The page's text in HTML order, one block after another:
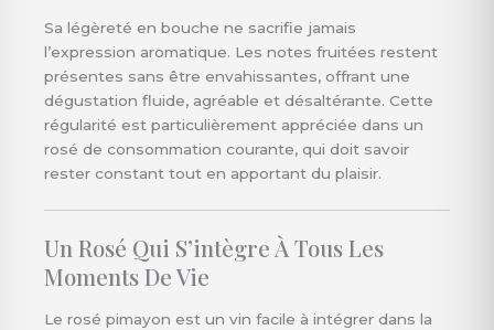
Sa légèreté en bouche ne sacrifie jamais
l’expression aromatique. Les notes fruitées restent
présentes sans être envahissantes, offrant une
dégustation fluide, agréable et désaltérante. Cette
régularité est particulièrement appréciée dans un
rosé de consommation courante, qui doit savoir
rester constant tout en apportant du plaisir.
Un Rosé Qui S’intègre À Tous Les
Moments De Vie
Le rosé pimayon est un vin facile à intégrer dans la